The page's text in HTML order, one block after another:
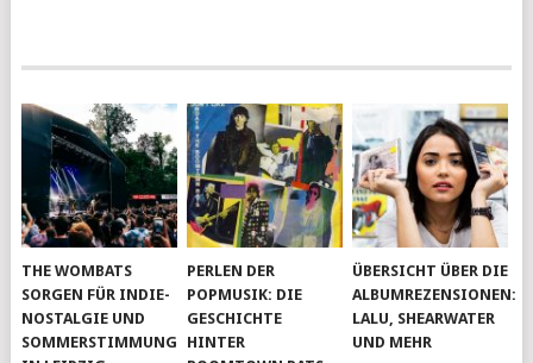
THE WOMBATS
SORGEN FÜR INDIE-
NOSTALGIE UND
SOMMERSTIMMUNG
PERLEN DER
POPMUSIK: DIE
GESCHICHTE
HINTER
ÜBERSICHT ÜBER DIE
ALBUMREZENSIONEN:
LALU, SHEARWATER
UND MEHR